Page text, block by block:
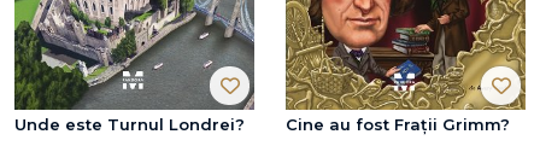
Unde este Turnul Londrei? Cine au fost Frații Grimm?